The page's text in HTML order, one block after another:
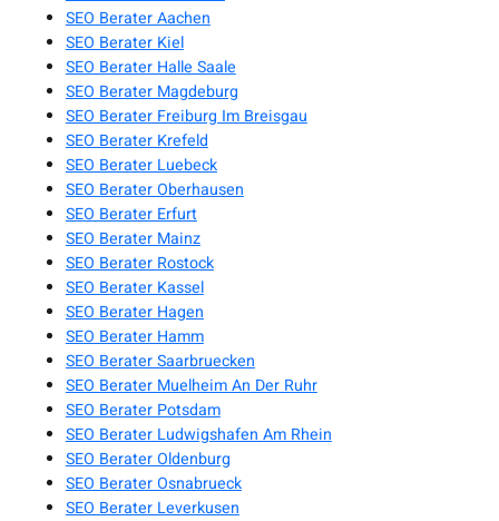
SEO Berater Aachen
SEO Berater Kiel
SEO Berater Halle Saale
SEO Berater Magdeburg
SEO Berater Freiburg Im Breisgau
SEO Berater Krefeld
SEO Berater Luebeck
SEO Berater Oberhausen
SEO Berater Erfurt
SEO Berater Mainz
SEO Berater Rostock
SEO Berater Kassel
SEO Berater Hagen
SEO Berater Hamm
SEO Berater Saarbruecken
SEO Berater Muelheim An Der Ruhr
SEO Berater Potsdam
SEO Berater Ludwigshafen Am Rhein
SEO Berater Oldenburg
SEO Berater Osnabrueck
SEO Berater Leverkusen